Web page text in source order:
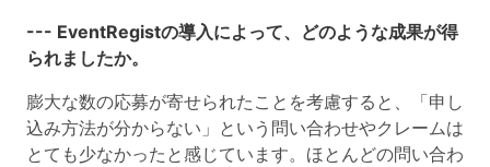
--- EventRegistの導入によって、どのような成果が得
られましたか。
膨大な数の応募が寄せられたことを考慮すると、「申し
込み方法が分からない」という問い合わせやクレームは
とても少なかったと感じています。ほとんどの問い合わ